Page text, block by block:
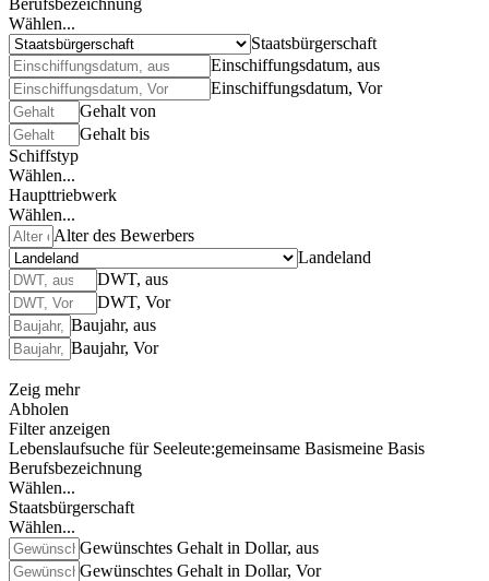
Berufsbezeichnung
Wählen...
Staatsbürgerschaft
Einschiffungsdatum, aus
Einschiffungsdatum, Vor
Gehalt von
Gehalt bis
Schiffstyp
Wählen...
Haupttriebwerk
Wählen...
Alter des Bewerbers
Landeland
DWT, aus
DWT, Vor
Baujahr, aus
Baujahr, Vor
Zeig mehr
Abholen
Filter anzeigen
Lebenslaufsuche für Seeleute:gemeinsame Basismeine Basis
Berufsbezeichnung
Wählen...
Staatsbürgerschaft
Wählen...
Gewünschtes Gehalt in Dollar, aus
Gewünschtes Gehalt in Dollar, Vor